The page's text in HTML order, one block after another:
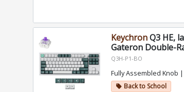
KeychronQ3 HE,
Gateron Double-
Q3H-P1-BO
Fully Assembled Knob
local_offer Back to School